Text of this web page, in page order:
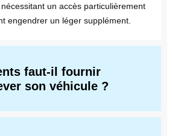
un accès particulièrement
engendrer un léger supplément.
faut-il fournir
son véhicule ?